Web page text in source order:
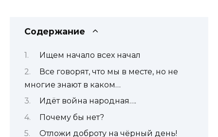
Содержание
Ищем начало всех начал
Все говорят, что мы в месте, но не
многие знают в каком…
Идёт война народная….
Почему бы нет?
Отложи доброту на чёрный день!